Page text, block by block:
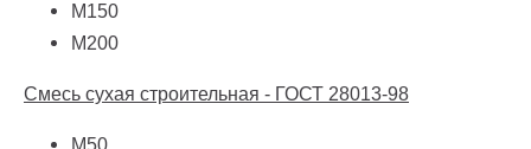
М150
М200
Смесь сухая строительная - ГОСТ 28013-98